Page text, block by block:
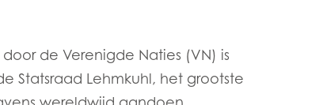
de Verenigde Naties (VN) is
Statsraad Lehmkuhl, het grootste